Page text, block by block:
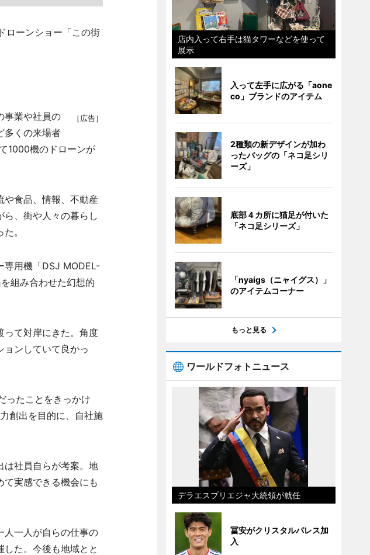
ローンショー「この街
［広告］
事業や社員の
多くの来場者
1000機のドローンが
食品、情報、不動産
、街や人々の暮らし
。
専用機「DSJ MODEL-
組み合わせた幻想的
て対岸にきた。角度
ョンしていて良かっ
ったことをきっかけ
創出を目的に、自社施
社員自らが考案。地
実感できる機会にも
一人が自らの仕事の
た。今後も地域とと
店内入って右手は猫タワーなどを使って
展示
入って左手に広がる「aone
co」ブランドのアイテム
2種類の新デザインが加わ
ったバッグの「ネコ足シリ
ーズ」
底部４カ所に猫足が付いた
「ネコ足シリーズ」
「nyaigs（ニャイグス）」
のアイテムコーナー
もっと見る
ワールドフォトニュース
デラエスプリエジャ大統領が就任
冨安がクリスタルパレス加
入